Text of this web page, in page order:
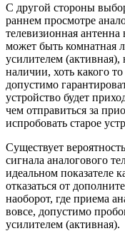
С другой стороны
раннем просмотре
телевизионная
может быть комнатная
усилителем
наличии, хоть какого
допустимо
устройство будет
чем отправиться за
испробовать старое
Существует
сигнала аналогового
идеальном показателе
отказаться от
наоборот, где приема
вовсе, допустимо
усилителем (активная).